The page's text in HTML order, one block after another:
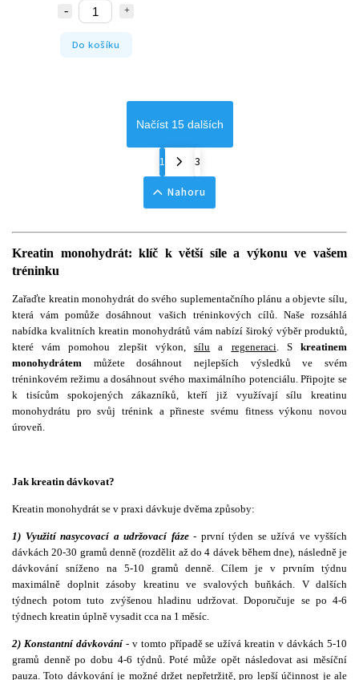
Do košíku
Načíst 15 dalších
1
3
Nahoru
Kreatin monohydrát: klíč k větší síle a výkonu ve vašem
tréninku
Zařaďte kreatin monohydrát do svého suplementačního plánu a objevte sílu,
která vám pomůže dosáhnout vašich tréninkových cílů. Naše rozsáhlá
nabídka kvalitních kreatin monohydrátů vám nabízí široký výběr produktů,
které vám pomohou zlepšit výkon,sílu a regeneraci. Skreatinem
monohydrátem můžete dosáhnout nejlepších výsledků ve svém
tréninkovém režimu a dosáhnout svého maximálního potenciálu. Připojte se
k tisícům spokojených zákazníků, kteří již využívají sílu kreatinu
monohydrátu pro svůj trénink a přineste svému fitness výkonu novou
úroveň.
Jak kreatin dávkovat?
Kreatin monohydrát se v praxi dávkuje dvěma způsoby:
1) Využití nasycovací a udržovací fáze- první týden se užívá ve vyšších
dávkách 20-30 gramů denně (rozdělit až do 4 dávek během dne), následně je
dávkování sníženo na 5-10 gramů denně. Cílem je v prvním týdnu
maximálně doplnit zásoby kreatinu ve svalových buňkách. V dalších
týdnech potom tuto zvýšenou hladinu udržovat. Doporučuje se po 4-6
týdnech kreatin úplně vysadit cca na 1 měsíc.
2) Konstantní dávkování - v tomto případě se užívá kreatin v dávkách 5-10
gramů denně po dobu 4-6 týdnů. Poté může opět následovat asi měsíční
pauza. Toto dávkování je možné držet nepřetržitě, pro lepší účinnost je ale